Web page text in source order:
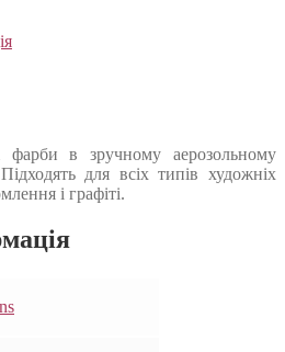
фарби в зручному аерозольному
для всіх типів художніх
і графіті.